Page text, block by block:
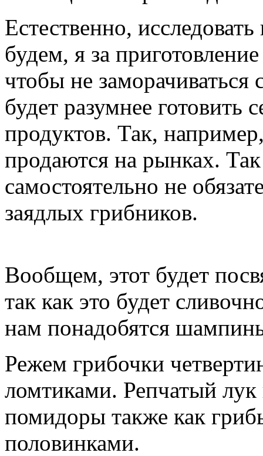
Естественно,
будем, я за
чтобы не
будет разумнее готовить
продуктов. Так,
продаются на рынках.
самостоятельно не
заядлых грибников.
Вообщем, этот будет
так как это будет
нам понадобятся
Режем грибочки
ломтиками. Репчатый
помидоры также как
половинками.